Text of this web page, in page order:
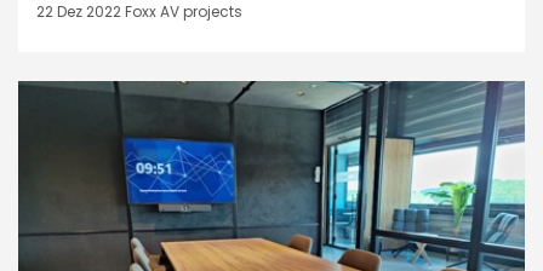
22 Dez 2022Foxx AV projects